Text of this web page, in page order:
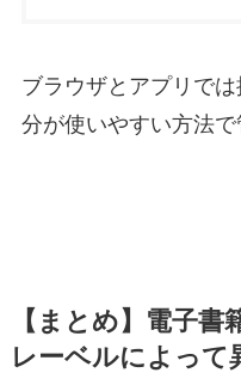
ブラウザとアプリで
分が使いやすい方法で
【まとめ】電子
レーベルによって